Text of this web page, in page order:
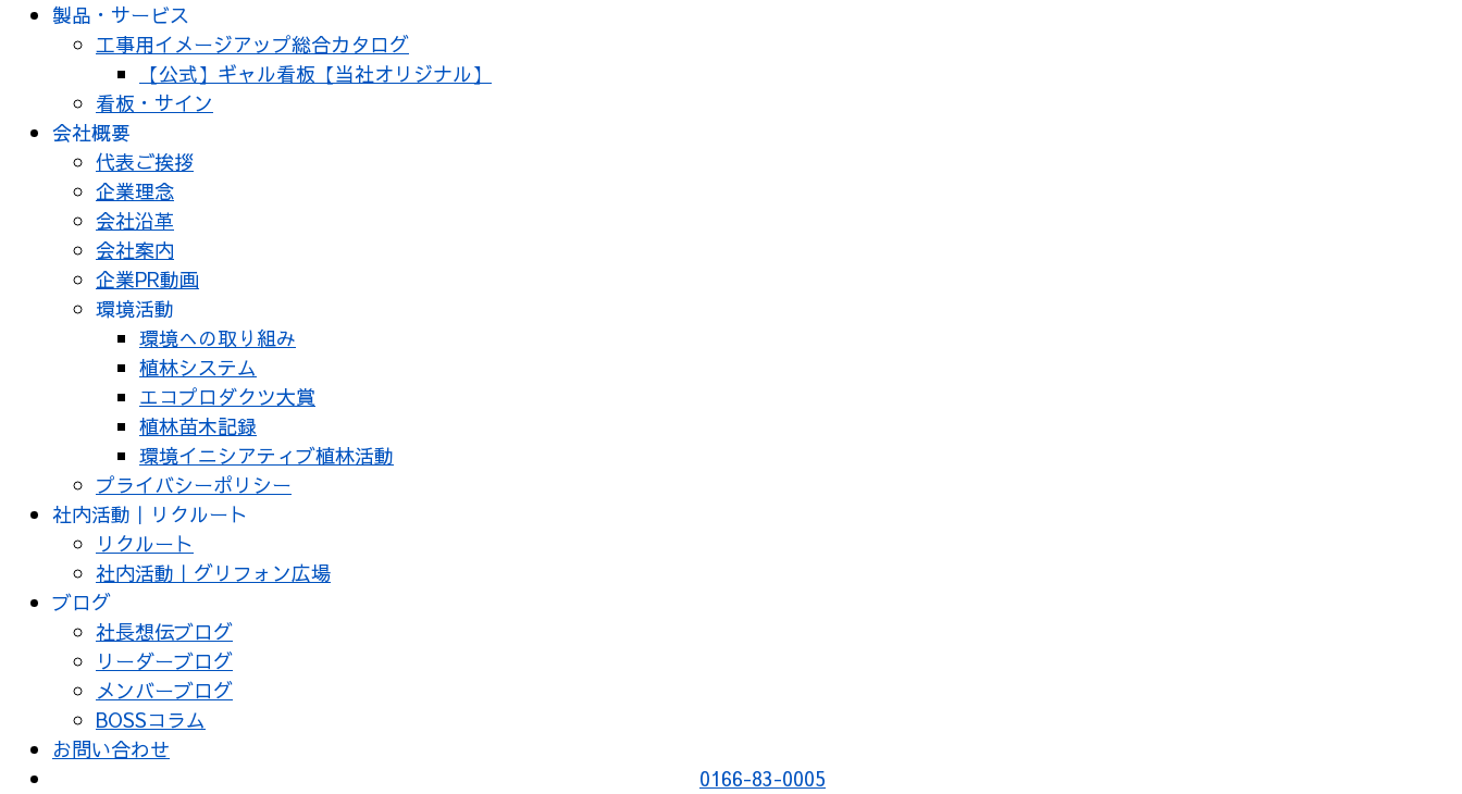
製品・サービス
工事用イメージアップ総合カタログ
【公式】ギャル看板【当社オリジナル】
看板・サイン
会社概要
代表ご挨拶
企業理念
会社沿革
会社案内
企業PR動画
環境活動
環境への取り組み
植林システム
エコプロダクツ大賞
植林苗木記録
環境イニシアティブ植林活動
プライバシーポリシー
社内活動｜リクルート
リクルート
社内活動｜グリフォン広場
ブログ
社長想伝ブログ
リーダーブログ
メンバーブログ
BOSSコラム
お問い合わせ
0166-83-0005